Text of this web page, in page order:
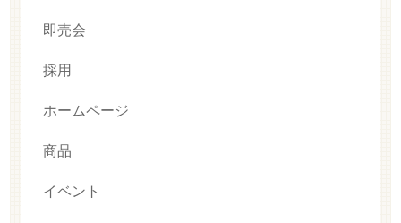
即売会
採用
ホームページ
商品
イベント